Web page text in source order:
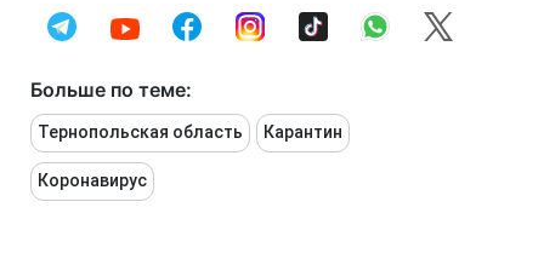
Больше по теме:
Тернопольская область Карантин
Коронавирус